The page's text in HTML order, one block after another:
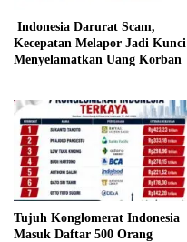
Indonesia Darurat Scam,
Kecepatan Melapor Jadi Kunci
Menyelamatkan Uang Korban
Tujuh Konglomerat Indonesia
Masuk Daftar 500 Orang